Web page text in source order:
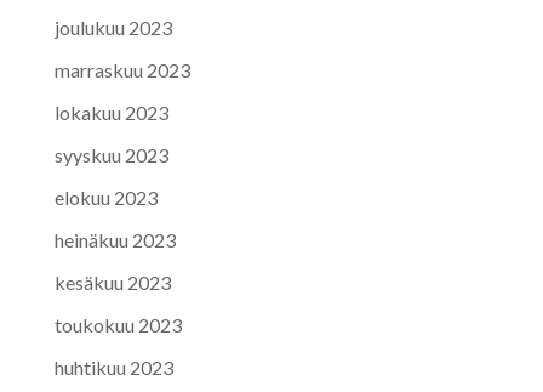
joulukuu 2023
marraskuu 2023
lokakuu 2023
syyskuu 2023
elokuu 2023
heinäkuu 2023
kesäkuu 2023
toukokuu 2023
huhtikuu 2023